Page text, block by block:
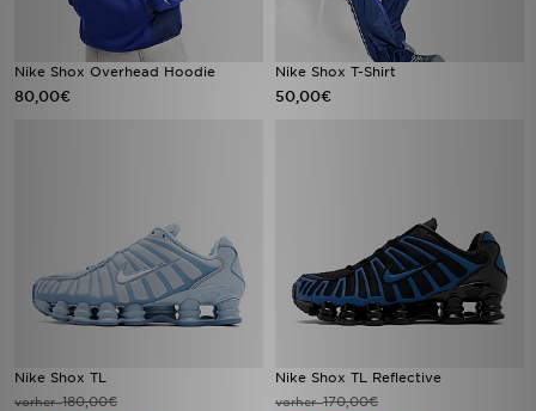
Nike Shox Overhead Hoodie
80,00€
Nike Shox T-Shirt
50,00€
Nike Shox TL
vorher180,00€
Nike Shox TL Reflective
vorher170,00€